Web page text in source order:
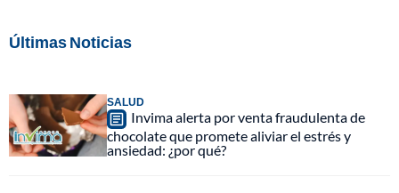
Últimas Noticias
SALUD
Invima alerta por venta fraudulenta de
chocolate que promete aliviar el estrés y
ansiedad: ¿por qué?